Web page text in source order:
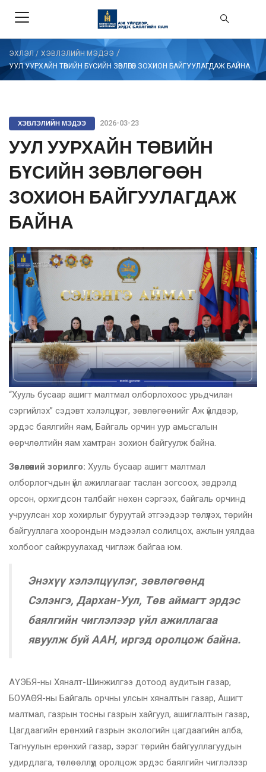
ЭХЛЭЛ / ХЭВЛЭЛИЙН МЭДЭЭ /
УУЛ УУРХАЙН ТӨВИЙН БҮСИЙН ЗӨВЛӨГӨӨН ЗОХИОН БАЙГУУЛАГДАЖ БАЙНА
ХЭВЛЭЛИЙН МЭДЭЭ 2026-03-23
УУЛ УУРХАЙН ТӨВИЙН
БҮСИЙН ЗӨВЛӨГӨӨН
ЗОХИОН БАЙГУУЛАГДАЖ
БАЙНА
“Хууль бусаар ашигт малтмал олборлохоос урьдчилан
сэргийлэх” сэдэвт хэлэлцүүлэг, зөвлөгөөнийг Аж үйлдвэр,
эрдэс баялгийн яам, Байгаль орчин уур амьсгалын
өөрчлөлтийн яам хамтран зохион байгуулж байна.
Зөвлөгөөний зорилго: Хууль бусаар ашигт малтмал
олборлогчдын үйл ажиллагааг таслан зогсоох, эвдрэлд
орсон, орхигдсон талбайг нөхөн сэргээх, байгаль орчинд
учруулсан хор хохирлыг буруутай этгээдээр төлүүлэх, төрийн
байгууллага хоорондын мэдээлэл солилцох, ажлын уялдаа
холбоог сайжруулахад чиглэж байгаа юм.
Энэхүү хэлэлцүүлэг, зөвлөгөөнд
Сэлэнгэ, Дархан-Уул, Төв аймагт эрдэс
баялгийн чиглэлээр үйл ажиллагаа
явуулж буй ААН, иргэд оролцож байна.
АҮЭБЯ-ны Хяналт-Шинжилгээ дотоод аудитын газар,
БОУАӨЯ-ны Байгаль орчны улсын хяналтын газар, Ашигт
малтмал, газрын тосны газрын хайгуул, ашиглалтын газар,
Цагдаагийн ерөнхий газрын экологийн цагдаагийн алба,
Тагнуулын ерөнхий газар, зэрэг төрийн байгууллагуудын
удирдлага, төлөөллүүд оролцож эрдэс баялгийн чиглэлээр